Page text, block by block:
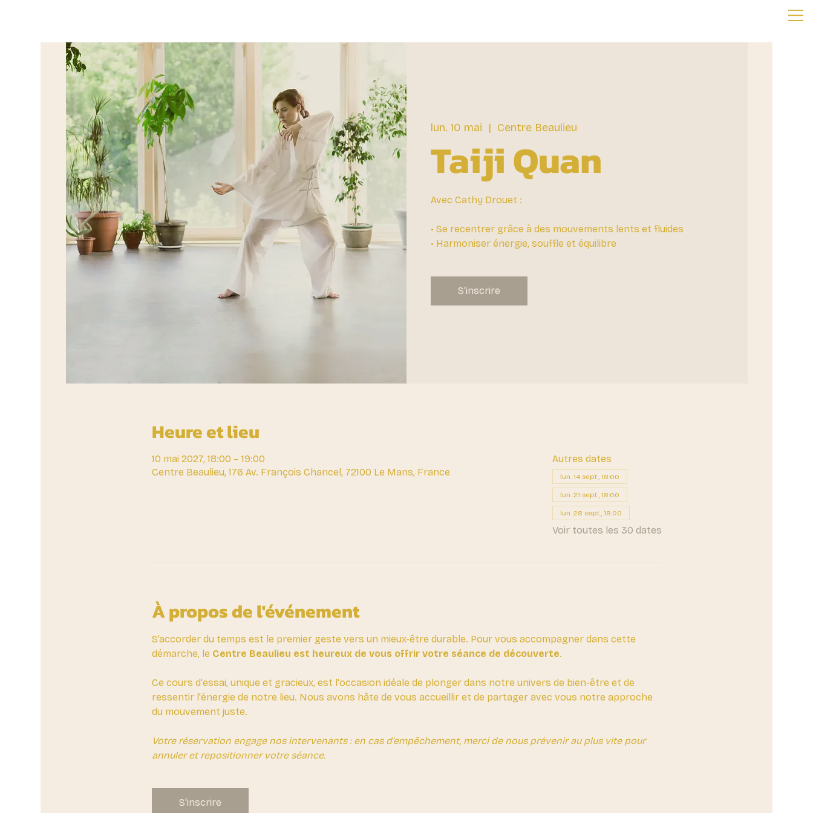
lun. 10 mai
  |
Centre Beaulieu
Taiji Quan
Avec Cathy Drouet :
• Se recentrer grâce à des mouvements lents et fluides
• Harmoniser énergie, souffle et équilibre
S'inscrire
Heure et lieu
10 mai 2027, 18:00 – 19:00
Centre Beaulieu, 176 Av. François Chancel, 72100 Le Mans, France
Autres dates
lun. 14 sept., 18:00
lun. 21 sept., 18:00
lun. 28 sept., 18:00
Voir toutes les 30 dates
À propos de l'événement
S’accorder du temps est le premier geste vers un mieux-être durable. Pour vous accompagner dans cette
démarche, le Centre Beaulieu est heureux de vous offrir votre séance de découverte.
Ce cours d'essai, unique et gracieux, est l'occasion idéale de plonger dans notre univers de bien-être et de
ressentir l'énergie de notre lieu. Nous avons hâte de vous accueillir et de partager avec vous notre approche
du mouvement juste.
Votre réservation engage nos intervenants : en cas d'empêchement, merci de nous prévenir au plus vite pour
annuler et repositionner votre séance.
S'inscrire